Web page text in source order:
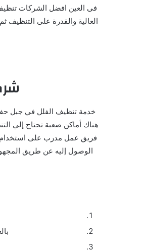
فى العين افضل الشركات
العالية والقدرة على
خدمة تنظيف الفلل في جبل
هناك أماكن صعبة تحتاج إلي
فريق عمل مدرب على استخدام
الوصول إليه عن طريق